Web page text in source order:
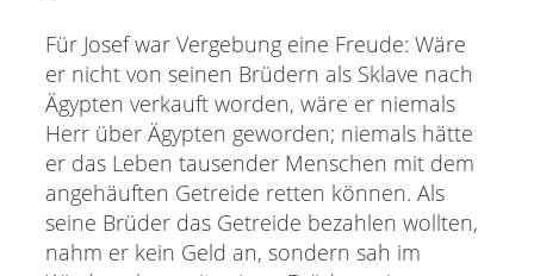
Für Josef war Vergebung eine Freude: Wäre
er nicht von seinen Brüdern als Sklave nach
Ägypten verkauft worden, wäre er niemals
Herr über Ägypten geworden; niemals hätte
er das Leben tausender Menschen mit dem
angehäuften Getreide retten können. Als
seine Brüder das Getreide bezahlen wollten,
nahm er kein Geld an, sondern sah im